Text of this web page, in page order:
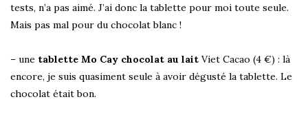
tests, n’a pas aimé. J’ai donc la tablette pour moi toute seule.
Mais pas mal pour du chocolat blanc !
– une tablette Mo Cay chocolat au lait Viet Cacao (4 €) : là
encore, je suis quasiment seule à avoir dégusté la tablette. Le
chocolat était bon.